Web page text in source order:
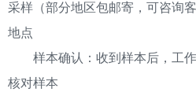
采样（部分地区包邮寄，可咨询
地点
样本确认：收到样本后，工作
核对样本